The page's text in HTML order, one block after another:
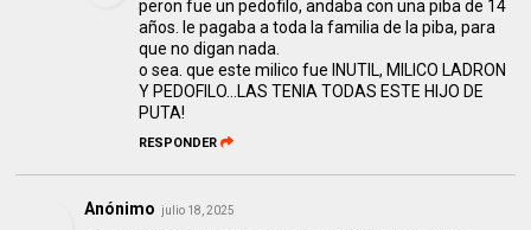
peron fue un pedofilo, andaba con una piba de 14
años. le pagaba a toda la familia de la piba, para
que no digan nada.
o sea. que este milico fue INUTIL, MILICO LADRON
Y PEDOFILO...LAS TENIA TODAS ESTE HIJO DE
PUTA!
RESPONDER
Anónimo julio 18, 2025